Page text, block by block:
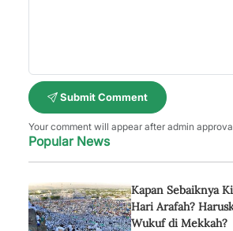
Submit Comment
Your comment will appear after admin
Popular News
Kapan Sebaiknya
Hari Arafah?
Wukuf di Mekkah?